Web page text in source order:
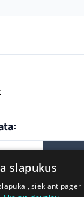
slapukus
siekiant